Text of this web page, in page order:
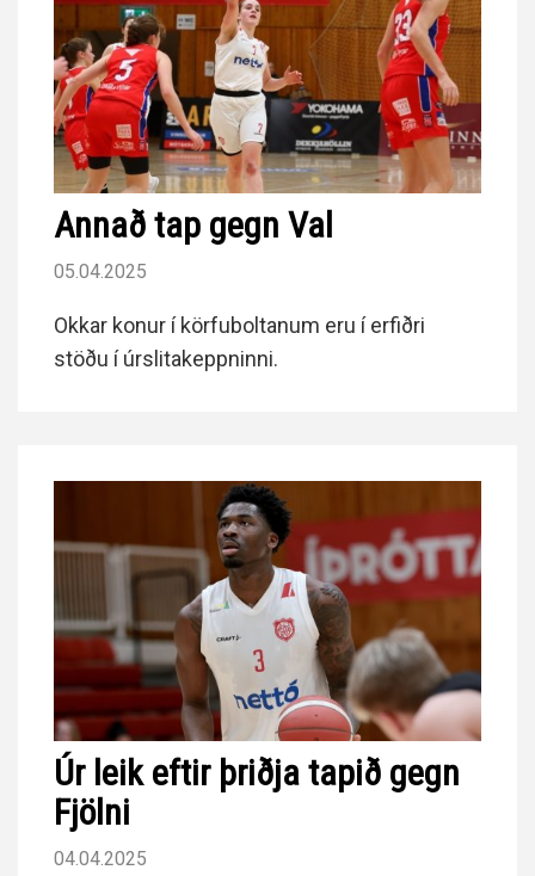
Annað tap gegn Val
05.04.2025
Okkar konur í körfuboltanum eru í erfiðri
stöðu í úrslitakeppninni.
Úr leik eftir þriðja tapið gegn
Fjölni
04.04.2025